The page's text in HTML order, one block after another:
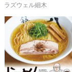
ラズウェル細木